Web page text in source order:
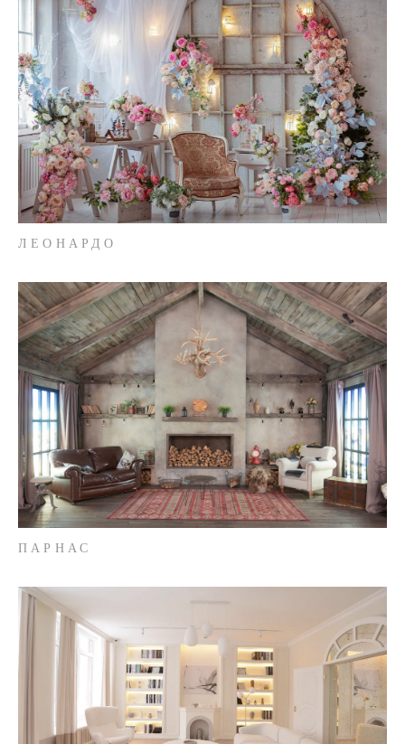
ЛЕОНАРДО
ПАРНАС